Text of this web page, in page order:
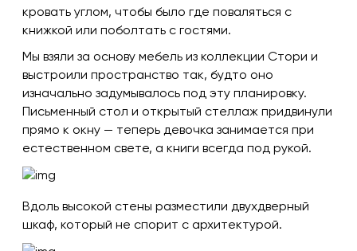
кровать углом, чтобы было где поваляться с
книжкой или поболтать с гостями.
Мы взяли за основу мебель из коллекции Стори и
выстроили пространство так, будто оно
изначально задумывалось под эту планировку.
Письменный стол и открытый стеллаж придвинули
прямо к окну — теперь девочка занимается при
естественном свете, а книги всегда под рукой.
Вдоль высокой стены разместили двухдверный
шкаф, который не спорит с архитектурой.